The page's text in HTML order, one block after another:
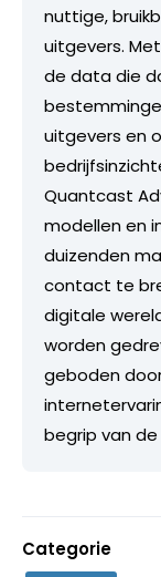
nuttige,
uitgevers.
de data die
uitgevers en
Quantcast
modellen en
duizenden
contact te
digitale
worden
geboden
begrip van
Categorie